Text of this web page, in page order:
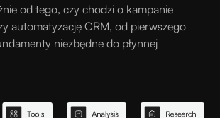
od tego, czy chodzi o kampanie
automatyzację CRM, od pierwszego
niezbędne do płynnej